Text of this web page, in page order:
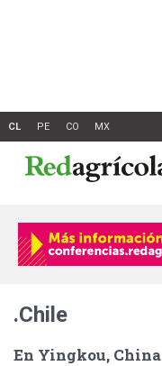
.Chile
En Yingkou, China